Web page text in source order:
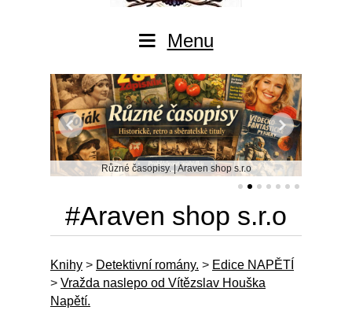
Menu
Různé časopisy. | Araven shop s.r.o
#Araven shop s.r.o
Knihy > Detektivní romány. > Edice NAPĚTÍ
> Vražda naslepo od Vítězslav Houška
Napětí.